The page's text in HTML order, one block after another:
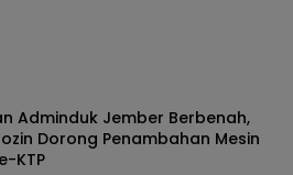
Adminduk Jember Berbenah,
Dorong Penambahan Mesin
KTP